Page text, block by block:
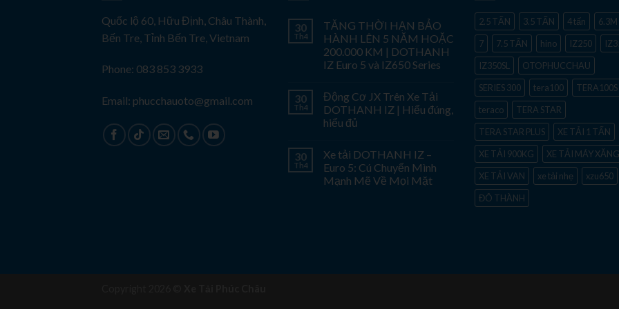
Quốc lộ 60, Hữu Định, Châu Thành,
Bến Tre, Tỉnh Bến Tre, Vietnam
Phone: 083 853 3933
Email: phucchauoto@gmail.com
30
Th4
TĂNG THỜI HẠN BẢO
HÀNH LÊN 5 NĂM HOẶC
200.000 KM | DOTHANH
IZ Euro 5 và IZ650 Series
30
Th4
Động Cơ JX Trên Xe Tải
DOTHANH IZ | Hiểu đúng,
hiểu đủ
30
Th4
Xe tải DOTHANH IZ –
Euro 5: Cú Chuyển Mình
Mạnh Mẽ Về Mọi Mặt
2.5 TẤN 3.5 TẤN 4 tấn
6.3M
7
7.5 TẤN hino IZ250
IZ350SL
OTOPHUCCHAU
SERIES 300
tera100
TERA100S
teraco
TERA STAR
TERA STAR PLUS
XE TẢI 1 TẤN
XE TẢI 900KG
XE TẢI MÁY XĂNG
XE TẢI VAN
xe tải nhẹ
xzu650
ĐÔ THÀNH